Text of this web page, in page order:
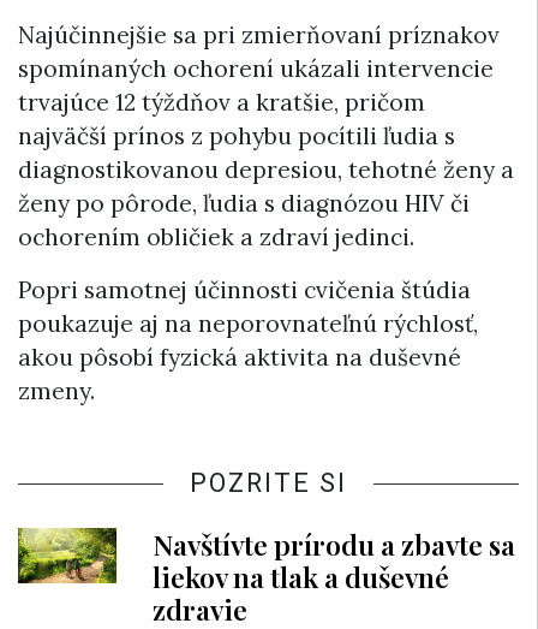
Najúčinnejšie sa pri zmierňovaní príznakov
spomínaných ochorení ukázali intervencie
trvajúce 12 týždňov a kratšie, pričom
najväčší prínos z pohybu pocítili ľudia s
diagnostikovanou depresiou, tehotné ženy a
ženy po pôrode, ľudia s diagnózou HIV či
ochorením obličiek a zdraví jedinci.
Popri samotnej účinnosti cvičenia štúdia
poukazuje aj na neporovnateľnú rýchlosť,
akou pôsobí fyzická aktivita na duševné
zmeny.
POZRITE SI
Navštívte prírodu a zbavte sa
liekov na tlak a duševné
zdravie